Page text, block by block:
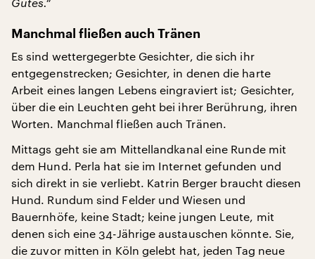
Manchmal fließen auch Tränen
Es sind wettergegerbte Gesichter, die sich ihr
entgegenstrecken; Gesichter, in denen die harte
Arbeit eines langen Lebens eingraviert ist; Gesichter,
über die ein Leuchten geht bei ihrer Berührung, ihren
Worten. Manchmal fließen auch Tränen.
Mittags geht sie am Mittellandkanal eine Runde mit
dem Hund. Perla hat sie im Internet gefunden und
sich direkt in sie verliebt. Katrin Berger braucht diesen
Hund. Rundum sind Felder und Wiesen und
Bauernhöfe, keine Stadt; keine jungen Leute, mit
denen sich eine 34-Jährige austauschen könnte. Sie,
die zuvor mitten in Köln gelebt hat, jeden Tag neue